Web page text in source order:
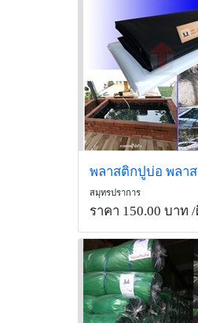
พลาสติกปูบ่อ พลา
สมุทรปราการ
ราคา 150.00 บาท